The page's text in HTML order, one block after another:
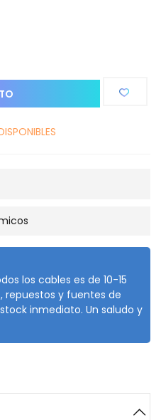
los cables es de 10-15
repuestos y fuentes de
inmediato. Un saludo y